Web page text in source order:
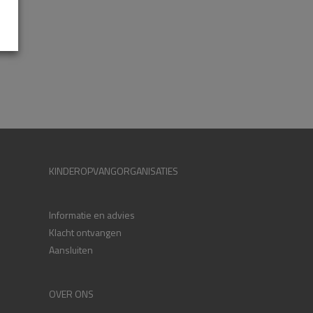
KINDEROPVANGORGANISATIES
Informatie en advies
Klacht ontvangen
Aansluiten
OVER ONS